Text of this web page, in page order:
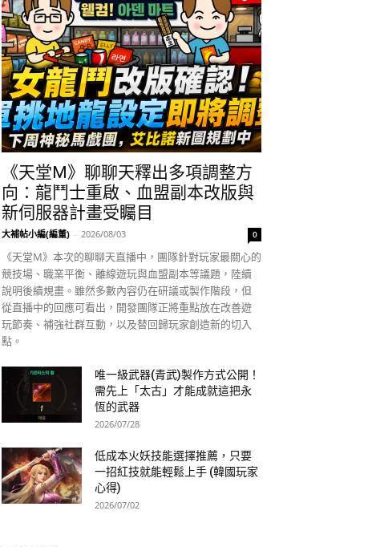
《天堂M》聊聊天釋出多項調整方
向：龍鬥士重啟、血盟副本改版與
新伺服器計畫受矚目
大補帖小編(編董) - 2026/08/03 0
《天堂M》本次的聊聊天直播中，團隊針對玩家最關心的
競技場、職業平衡、離線遊玩與血盟副本等議題，陸續
說明後續規畫。雖然多數內容仍在研議或製作階段，但
從直播中的回應可看出，開發團隊正將重點放在改善遊
玩節奏、補強社群互動，以及替回歸玩家創造新的切入
點。
唯一級武器(青武)製作方式公開！
需先上「太古」才能成就這把永
恆的武器
2026/07/28
低成本火妖技能選擇推薦，只要
一招紅技就能輕鬆上手 (韓國玩家
心得)
2026/07/02